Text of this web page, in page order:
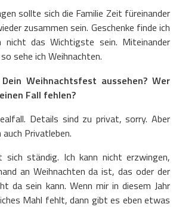
sollte sich die Familie Zeit füreinander
zusammen sein. Geschenke finde ich
das Wichtigste sein. Miteinander
sehe ich Weihnachten.
Weihnachtsfest aussehen? Wer
Fall fehlen?
Details sind zu privat, sorry. Aber
Privatleben.
sich ständig. Ich kann nicht erzwingen,
an Weihnachten da ist, das oder der
da sein kann. Wenn mir in diesem Jahr
Mahl fehlt, dann gibt es eben etwas